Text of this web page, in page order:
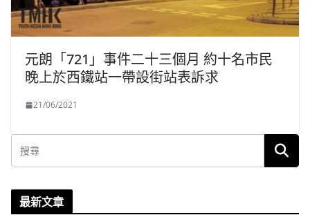
元朗「721」事件二十三個月 約十名市民
晚上於西鐵站一帶設街站表訴求
21/06/2021
最新文章